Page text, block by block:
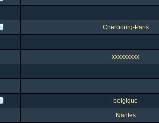
Cherbourg-Paris
xxxxxxxxx
belgique
Nantes